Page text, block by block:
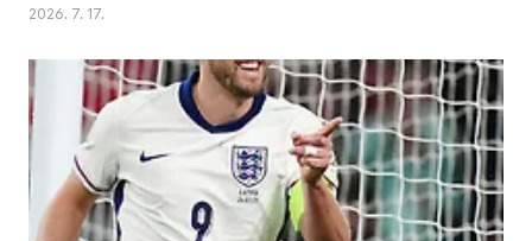
현재 만 26세인 그는 Valencia 유스 출신으로 Manchester City를 거쳐
25 시즌부터 안정적인 출전 기회를 잡으며 라 리가와 챔피언스리그에서 꾸준
한 골과 어시스트를 기록했다. 2025-26 시즌에도 40경기 이상 출전하며 19
골을 넣는 등 공격 옵션으로서의 가치를 입증했다. 2026 월드컵 조별리그와
16강에서 교체 출전하며 팀의 공격에 활력을 불어넣었고, Luis Enrique 감독
의..
2026. 7. 17.